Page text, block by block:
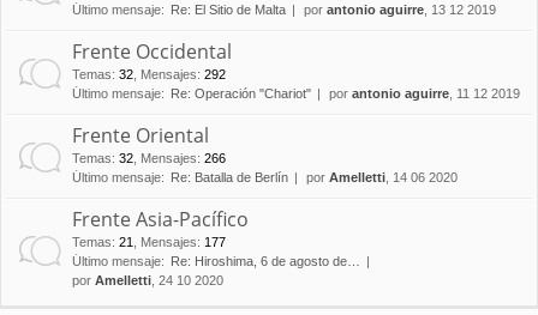
Último mensaje:
Re: El Sitio de Malta por antonio aguirre , 13 12 2019
Frente Occidental
Temas: 32 Mensajes: 292
Último mensaje:
Re: Operación "Chariot" por antonio aguirre , 11 12 2019
Frente Oriental
Temas: 32 Mensajes: 266
Último mensaje:
Re: Batalla de Berlín por Amelletti , 14 06 2020
Frente Asia-Pacífico
Temas: 21 Mensajes: 177
Último mensaje:
Re: Hiroshima, 6 de agosto de…
por Amelletti , 24 10 2020